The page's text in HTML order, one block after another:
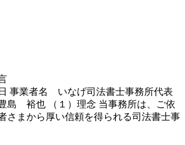
向自主宣言
事業者名 いなげ司法書士事務所代表
裕也 （１）理念 当事務所は、ご依
さまから厚い信頼を得られる司法書士事